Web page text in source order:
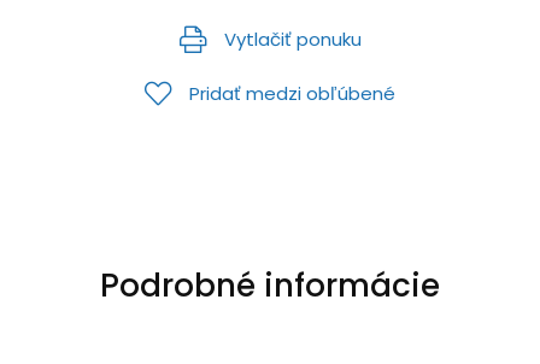
Vytlačiť ponuku
Pridať medzi obľúbené
Podrobné informácie